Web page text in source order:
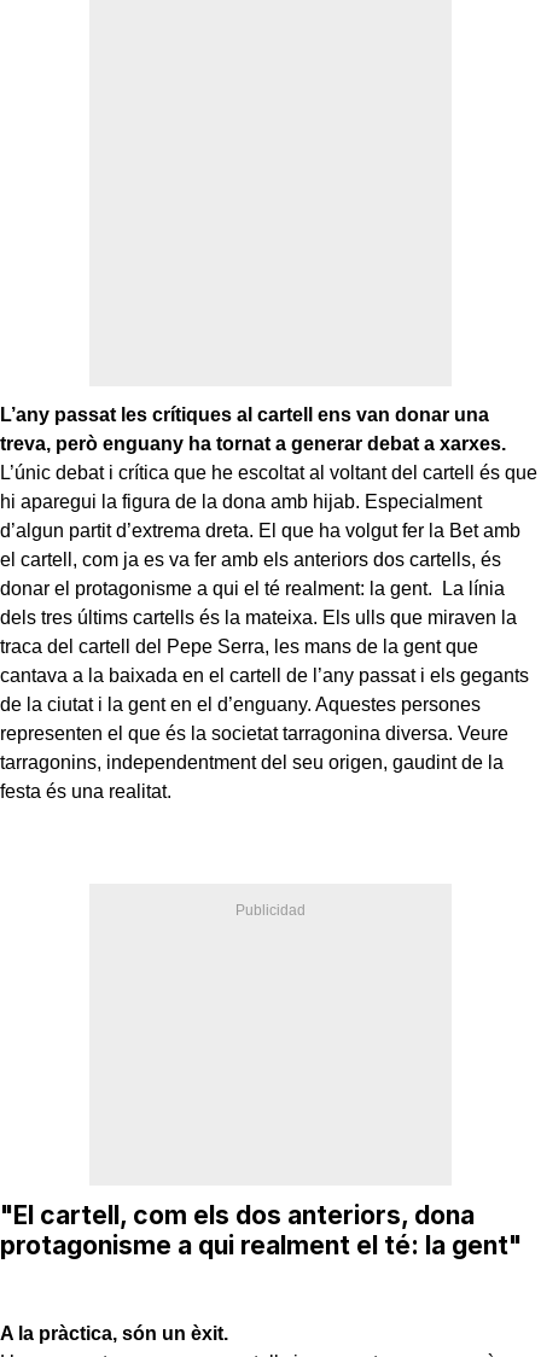
L’any passat les crítiques al cartell ens van donar una
treva, però enguany ha tornat a generar debat a xarxes.
L’únic debat i crítica que he escoltat al voltant del cartell és que
hi aparegui la figura de la dona amb hijab. Especialment
d’algun partit d’extrema dreta. El que ha volgut fer la Bet amb
el cartell, com ja es va fer amb els anteriors dos cartells, és
donar el protagonisme a qui el té realment: la gent. La línia
dels tres últims cartells és la mateixa. Els ulls que miraven la
traca del cartell del Pepe Serra, les mans de la gent que
cantava a la baixada en el cartell de l’any passat i els gegants
de la ciutat i la gent en el d’enguany. Aquestes persones
representen el que és la societat tarragonina diversa. Veure
tarragonins, independentment del seu origen, gaudint de la
festa és una realitat.
"El cartell, com els dos anteriors, dona
protagonisme a qui realment el té: la gent"
A la pràctica, són un èxit.